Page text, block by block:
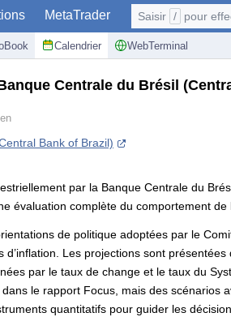
MetaTrader
Calendrier WebTerminal
Saisir / pour
Centrale du Brésil
Bank of Brazil)
par la Banque Centrale du
évaluation complète du comportement de
de politique adoptées par le
Les projections sont
par le taux de change et le taux du
le rapport Focus, mais des
quantitatifs pour guider les